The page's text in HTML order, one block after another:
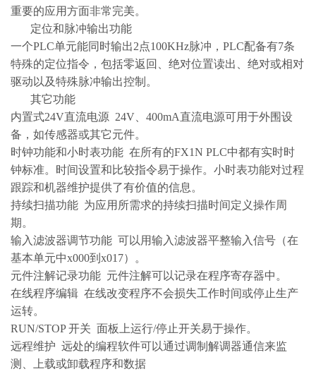
重要的应用方面非常完美。
定位和脉冲输出功能
一个PLC单元能同时输出2点100KHz脉冲，PLC配备有7条
特殊的定位指令，包括零返回、绝对位置读出、绝对或相对
驱动以及特殊脉冲输出控制。
其它功能
内置式24V直流电源 24V、400mA直流电源可用于外围设
备，如传感器或其它元件。
时钟功能和小时表功能 在所有的FX1N PLC中都有实时时
钟标准。时间设置和比较指令易于操作。小时表功能对过程
跟踪和机器维护提供了有价值的信息。
持续扫描功能 为应用所需求的持续扫描时间定义操作周
期。
输入滤波器调节功能 可以用输入滤波器平整输入信号（在
基本单元中x000到x017）。
元件注解记录功能 元件注解可以记录在程序寄存器中。
在线程序编辑 在线改变程序不会损失工作时间或停止生产
运转。
RUN/STOP 开关 面板上运行/停止开关易于操作。
远程维护 远处的编程软件可以通过调制解调器通信来监
测、上载或卸载程序和数据